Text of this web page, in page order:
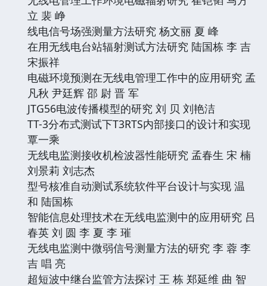
立 裴 峥
线电信号场强测量方法研究 杨文丽 夏 峰
在用无线电台站辐射测试方法研究 陆国栋 李 吉
宋振祥
电磁环境预测在无线电管理工作中的应用研究 孟
凡秋 尹廷辉 邵 尉 晋 军
JTG56电波传播模型的研究 刘 贝 刘艳洁
TT-3分布式测试下T3RTS内部接口的设计和实现
覃一乘
无线电监测接收机检波器性能研究 孟春生 宋 楠
刘景莉 刘志杰
型号核准自动测试系统软件平台设计与实现 温
和 陆国栋
智能信息处理技术在无线电监测中的应用研究 吕
春英 刘 圆 李 夏 李 璀
无线电监测中微弱信号测量方法的研究 李 蓉 李
吉 唱 亮
超短波中继台监管方法探讨 王 栋 郑延维 曲 智